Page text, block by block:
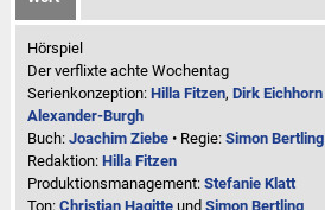
Hörspiel
Der verflixte achte Wochentag
Serienkonzeption:Hilla Fitzen,Dirk Eichhorn
Alexander-Burgh
Buch:Joachim Ziebe • Regie:Simon Bertling
Redaktion:Hilla Fitzen
Produktionsmanagement:Stefanie Klatt
Ton:Christian Hagitte undSimon Bertling